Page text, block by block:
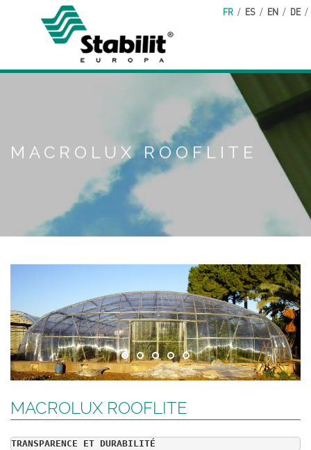
Aller au contenu principal FR / ES / EN / DE /
MACROLUX ROOFLITE
MACROLUX ROOFLITE
TRANSPARENCE ET DURABILITÉ